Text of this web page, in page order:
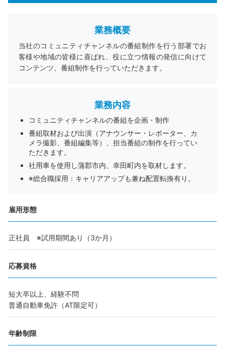
業務概要
当社のコミュニティチャンネルの番組制作を行う部署でお
客様や地域の皆様に喜ばれ、役に立つ情報の発信に向けて
コンテンツ、番組制作を行っていただきます。
業務内容
コミュニティチャンネルの番組を企画・制作
番組取材および出演（アナウンサー・レポーター、カ
メラ撮影、番組編集等）、担当番組の制作を行ってい
ただきます。
社用車を使用し蒲郡市内、幸田町内を取材します。
※総合職採用：キャリアアップも兼ね配置転換有り。
雇用形態
正社員 ※試用期間あり（3か月）
応募資格
短大卒以上、経験不問
普通自動車免許（AT限定可）
年齢制限